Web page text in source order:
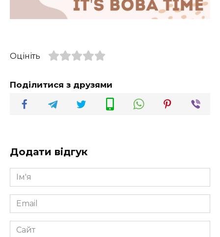
Оцініть
Поділитися з друзями
Додати відгук
Ім'я
*
Email
*
Сайт